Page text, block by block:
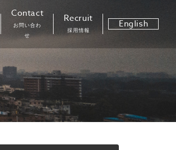
Contact
お問い合わ
せ
Recruit
採用情報 English